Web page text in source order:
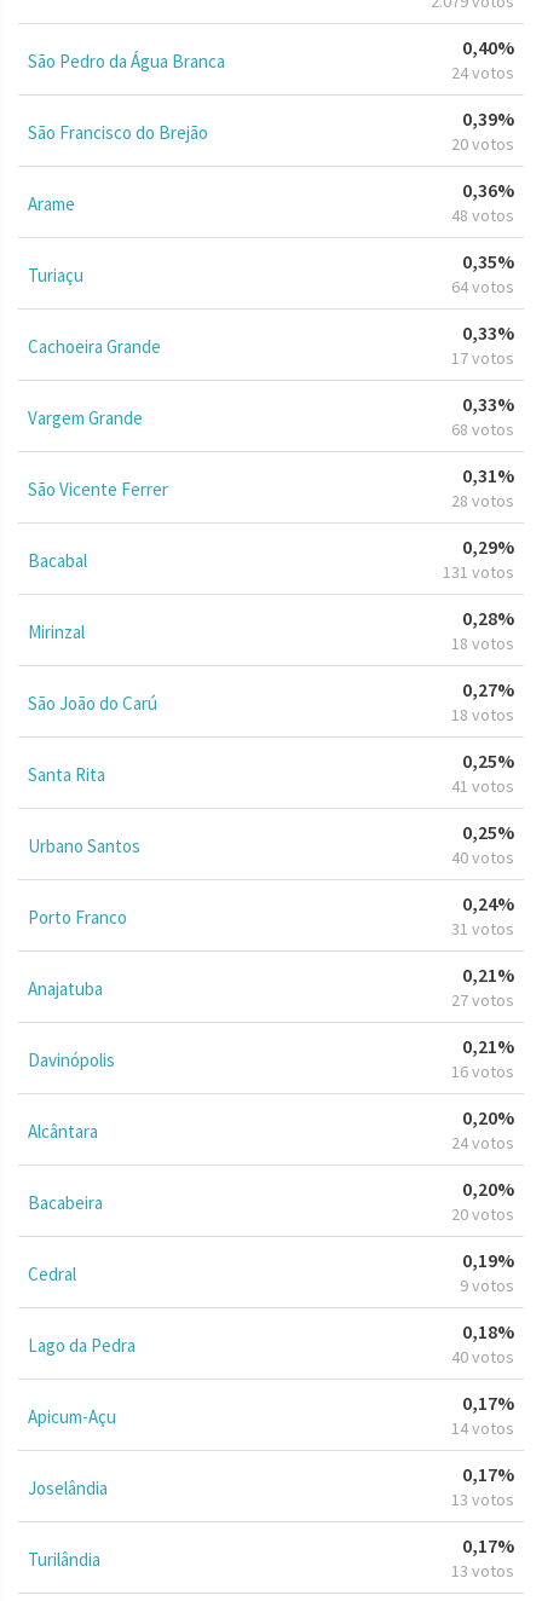
São Pedro da Água Branca
0,40%
24 votos
São Francisco do Brejão
0,39%
20 votos
Arame
0,36%
48 votos
Turiaçu
0,35%
64 votos
Cachoeira Grande
0,33%
17 votos
Vargem Grande
0,33%
68 votos
São Vicente Ferrer
0,31%
28 votos
Bacabal
0,29%
131 votos
Mirinzal
0,28%
18 votos
São João do Carú
0,27%
18 votos
Santa Rita
0,25%
41 votos
Urbano Santos
0,25%
40 votos
Porto Franco
0,24%
31 votos
Anajatuba
0,21%
27 votos
Davinópolis
0,21%
16 votos
Alcântara
0,20%
24 votos
Bacabeira
0,20%
20 votos
Cedral
0,19%
9 votos
Lago da Pedra
0,18%
40 votos
Apicum-Açu
0,17%
14 votos
Joselândia
0,17%
13 votos
Turilândia
0,17%
13 votos